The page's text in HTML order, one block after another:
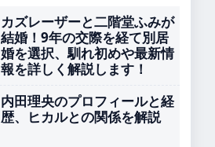
カズレーザーと二階堂ふみが
結婚！9年の交際を経て別居
婚を選択、馴れ初めや最新情
報を詳しく解説します！
内田理央のプロフィールと経
歴、ヒカルとの関係を解説